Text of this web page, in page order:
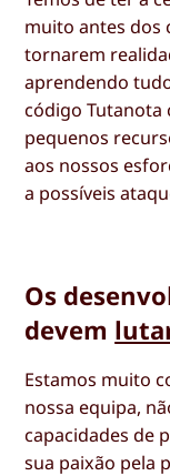
muito antes dos
tornarem
aprendendo
código
pequenos
aos nossos
a possíveis
Os
devem
Estamos muito
nossa equipa,
capacidades de
sua paixão pela